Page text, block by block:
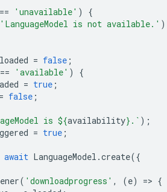
'unavailable' )
{
'LanguageModel is not available.'
= false ;
'available' )
{
= true ;
= false ;
is ${availability} .` );
= true ;
await LanguageModel .create({
( 'downloadprogress' , (e) => {